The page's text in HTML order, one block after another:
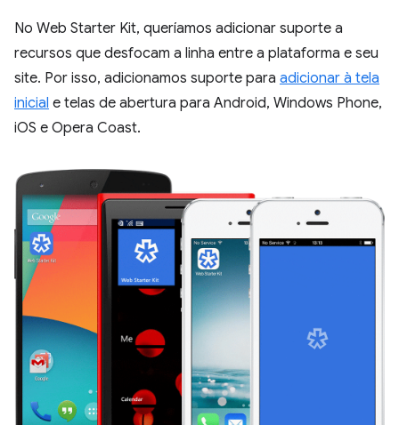
No Web Starter Kit, queríamos adicionar suporte a
recursos que desfocam a linha entre a plataforma e seu
site. Por isso, adicionamos suporte para adicionar à tela
inicial e telas de abertura para Android, Windows Phone,
iOS e Opera Coast.